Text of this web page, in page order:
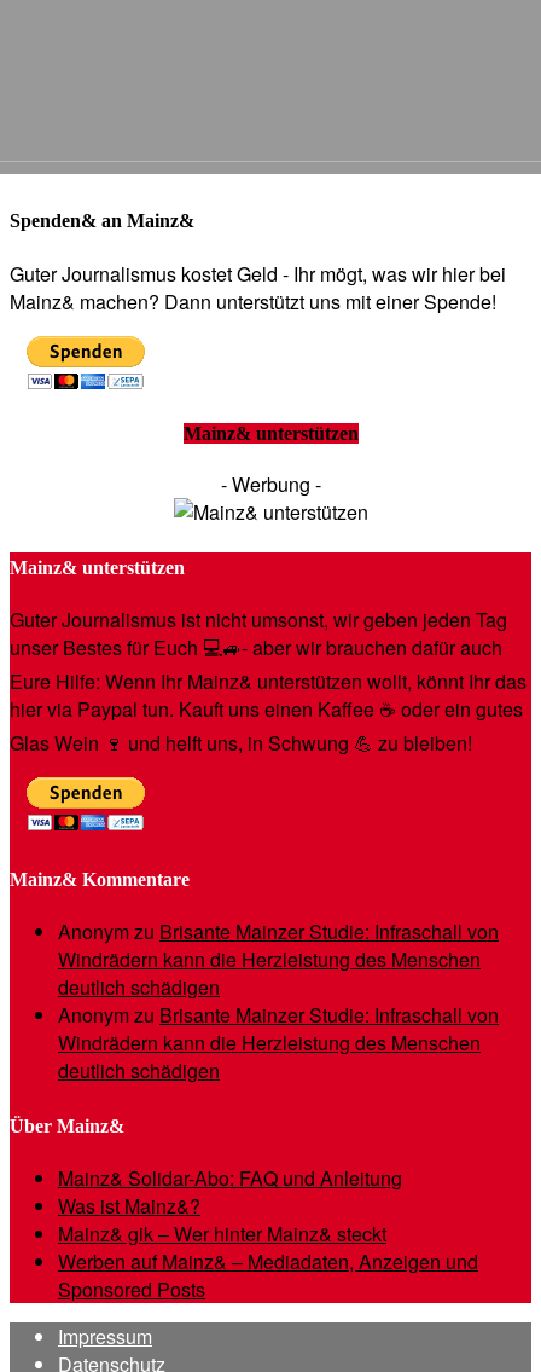
Spenden& an Mainz&
Guter Journalismus kostet Geld - Ihr mögt, was wir hier bei
Mainz& machen? Dann unterstützt uns mit einer Spende!
Mainz& unterstützen
- Werbung -
Mainz& unterstützen
Guter Journalismus ist nicht umsonst, wir geben jeden Tag
unser Bestes für Euch 💻🚙- aber wir brauchen dafür auch
Eure Hilfe: Wenn Ihr Mainz& unterstützen wollt, könnt Ihr das
hier via Paypal tun. Kauft uns einen Kaffee ☕️ oder ein gutes
Glas Wein 🍷 und helft uns, in Schwung 💪 zu bleiben!
Mainz& Kommentare
Anonymzu Brisante Mainzer Studie: Infraschall von
Windrädern kann die Herzleistung des Menschen
deutlich schädigen
Anonymzu Brisante Mainzer Studie: Infraschall von
Windrädern kann die Herzleistung des Menschen
deutlich schädigen
Über Mainz&
Mainz& Solidar-Abo: FAQ und Anleitung
Was ist Mainz&?
Mainz& gik – Wer hinter Mainz& steckt
Werben auf Mainz& – Mediadaten, Anzeigen und
Sponsored Posts
Impressum
Datenschutz